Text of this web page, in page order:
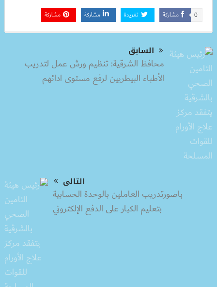
مشاركة 0 تغريدة مشاركة مشاركة
السابق
محافظ الشرقية: تنظيم ورش عمل لتدريب
الأطباء البيطريين لرفع مستوى ادائهم
التالى
باصورتدريب العاملين بالوحدة الحسابية
بتعليم الكبار على الدفع الإلكتروني